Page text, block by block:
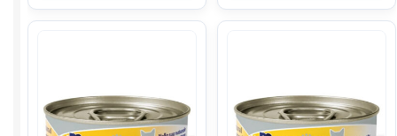
б
80г
б
80г